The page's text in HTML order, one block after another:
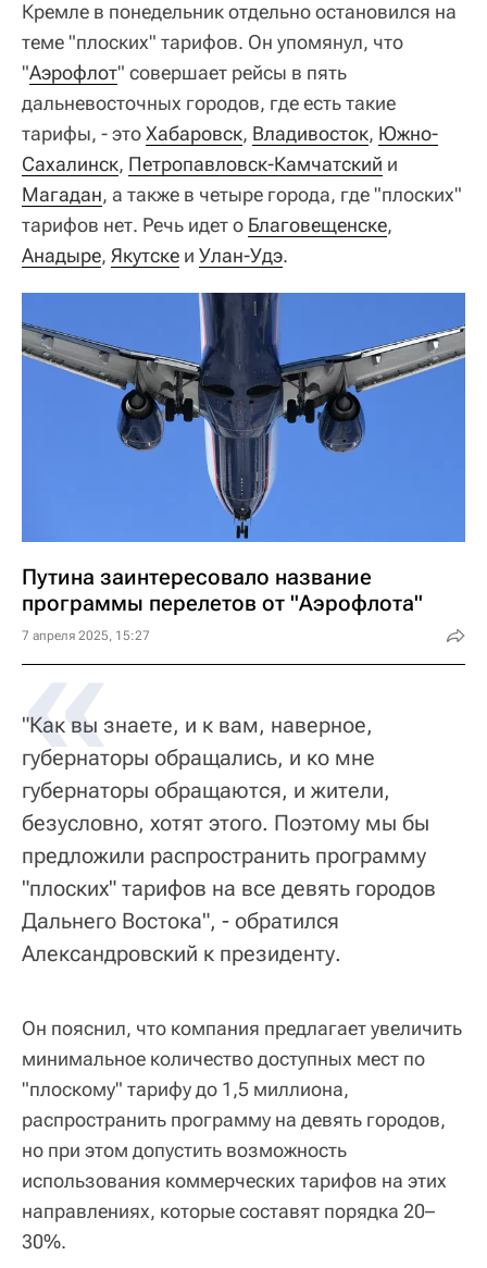
Кремле в понедельник отдельно остановился на
теме "плоских" тарифов. Он упомянул, что
"Аэрофлот" совершает рейсы в пять
дальневосточных городов, где есть такие
тарифы, - этоХабаровск, Владивосток, Южно-
Сахалинск, Петропавловск-Камчатский и
Магадан, а также в четыре города, где "плоских"
тарифов нет. Речь идет о Благовещенске,
Анадыре, Якутске и Улан-Удэ.
Путина заинтересовало название
программы перелетов от "Аэрофлота"
7 апреля 2025, 15:27
«
"Как вы знаете, и к вам, наверное,
губернаторы обращались, и ко мне
губернаторы обращаются, и жители,
безусловно, хотят этого. Поэтому мы бы
предложили распространить программу
"плоских" тарифов на все девять городов
Дальнего Востока", - обратился
Александровский к президенту.
Он пояснил, что компания предлагает увеличить
минимальное количество доступных мест по
"плоскому" тарифу до 1,5 миллиона,
распространить программу на девять городов,
но при этом допустить возможность
использования коммерческих тарифов на этих
направлениях, которые составят порядка 20–
30%.